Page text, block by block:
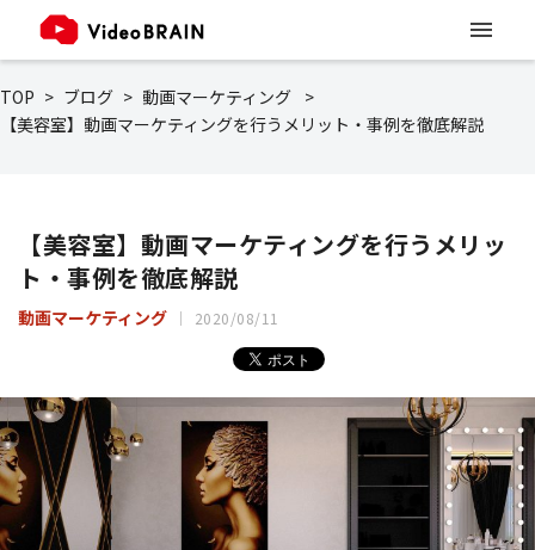
TOP ブログ
動画マーケティング
【美容室】動画マーケティングを行うメリット・事例を徹底解説
【美容室】動画マーケティングを行うメリッ
ト・事例を徹底解説
動画マーケティング 2020/08/11